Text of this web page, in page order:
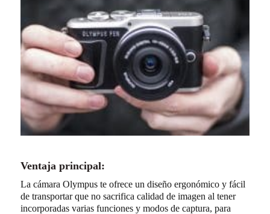
Ventaja principal:
La cámara Olympus te ofrece un diseño ergonómico y fácil
de transportar que no sacrifica calidad de imagen al tener
incorporadas varias funciones y modos de captura, para